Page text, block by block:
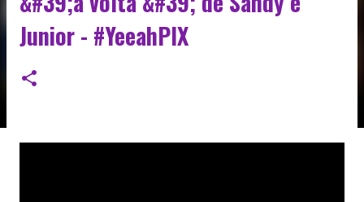
Junior - #YeeahPIX